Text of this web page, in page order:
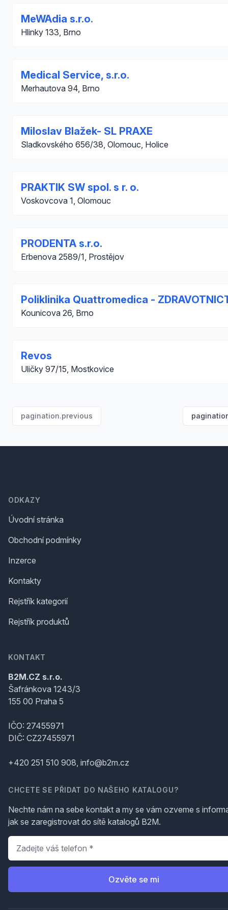
MeWAdia s.r.o.
Hlinky 133, Brno
Medical Service, s.r.o.
Merhautova 94, Brno
Miloslav Blažek- SL PRAXE
Sladkovského 656/38, Olomouc, Holice
PRAKTIK SW spol. s r. o.
Voskovcova 1, Olomouc
PRODENTA s.r.o.
Erbenova 2589/1, Prostějov
Poliklinika Quattromedica -
Kounicova 26, Brno
Revos
Uličky 97/15, Mostkovice
pagination.previous
ODKAZY
Úvodní stránka
Obchodní podmínky
Inzerce
Kontakty
Rejstřík kategorií
Rejstřík produktů
KONTAKT
B2M.CZ s.r.o.
Šafránkova 1243/3
155 00 Praha 5
IČO: 27455971
DIČ: CZ27455971
+420 251 510 908, info@b2m.cz
CHCETE SE PŘIDAT DO NAŠEHO KATALOGU?
Nechte nám na sebe kontakt a my se vám ozveme s
jak se zaregistrovat do sítě katalogů B2M.
Telefon
Ozvěte se mi